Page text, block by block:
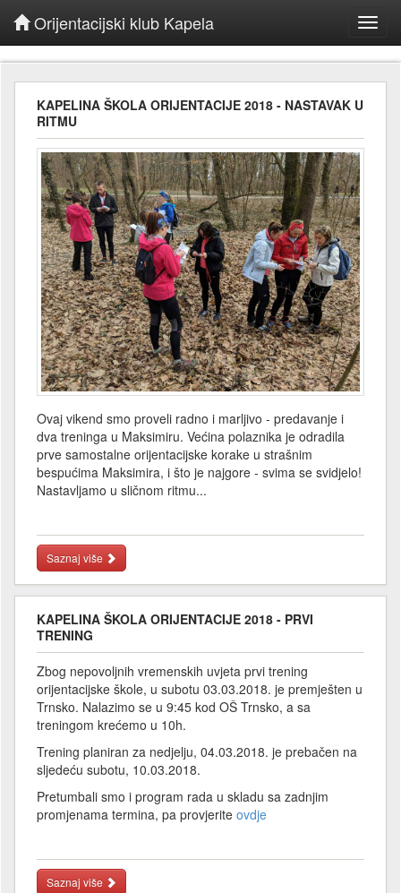
Orijentacijski klub Kapela
KAPELINA ŠKOLA ORIJENTACIJE 2018 - NASTAVAK U
RITMU
Ovaj vikend smo proveli radno i marljivo - predavanje i
dva treninga u Maksimiru. Većina polaznika je odradila
prve samostalne orijentacijske korake u strašnim
bespućima Maksimira, i što je najgore - svima se svidjelo!
Nastavljamo u sličnom ritmu...
Saznaj više
KAPELINA ŠKOLA ORIJENTACIJE 2018 - PRVI
TRENING
Zbog nepovoljnih vremenskih uvjeta prvi trening
orijentacijske škole, u subotu 03.03.2018. je premješten u
Trnsko. Nalazimo se u 9:45 kod OŠ Trnsko, a sa
treningom krećemo u 10h.
Trening planiran za nedjelju, 04.03.2018. je prebačen na
sljedeću subotu, 10.03.2018.
Pretumbali smo i program rada u skladu sa zadnjim
promjenama termina, pa provjerite ovdje
Saznaj više